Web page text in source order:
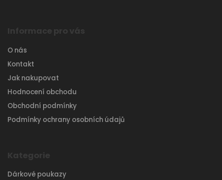
Informace pro vás
O nás
Kontakt
Jak nakupovat
Hodnocení obchodu
Obchodní podmínky
Podmínky ochrany osobních údajů
Kategorie
Dárkové poukazy